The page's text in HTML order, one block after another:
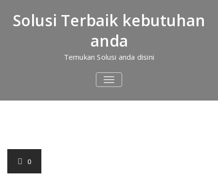
contentSolusi Terbaik kebutuhan
anda
Temukan Solusi anda disini
TOGGLE
NAVIGATION
Home
0